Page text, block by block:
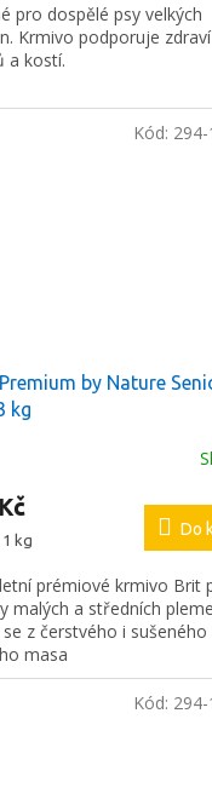
pro dospělé psy velkých
Krmivo podporuje zdraví
a kostí.
by Nature
kg
1 kg
Do
prémiové krmivo Brit
malých a středních
se z čerstvého i sušeného
masa
Kód:
Kód: